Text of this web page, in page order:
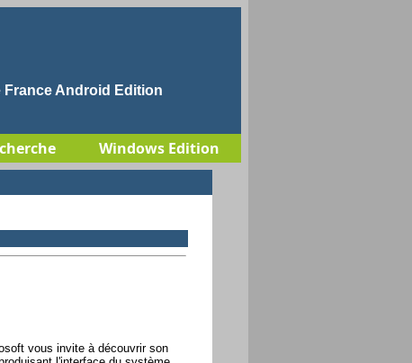
Android Edition
Windows Edition
vous invite à découvrir son